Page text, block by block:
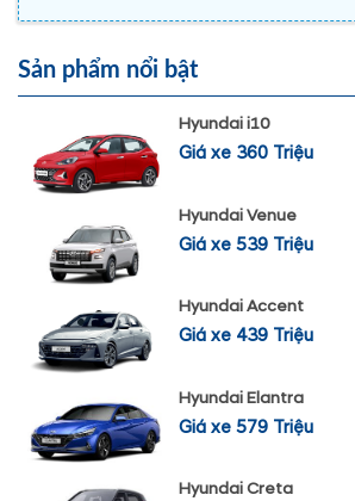
Sản phẩm nổi bật
Hyundai i10
Giá xe 360 Triệu
Hyundai Venue
Giá xe 539 Triệu
Hyundai Accent
Giá xe 439 Triệu
Hyundai Elantra
Giá xe 579 Triệu
Hyundai Creta